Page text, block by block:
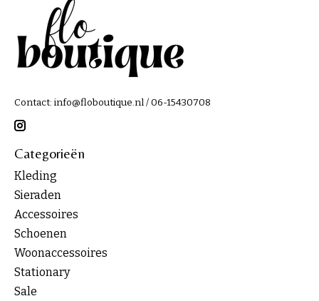
Contact: info@floboutique.nl/ 06-15430708
Categorieën
Kleding
Sieraden
Accessoires
Schoenen
Woonaccessoires
Stationary
Sale